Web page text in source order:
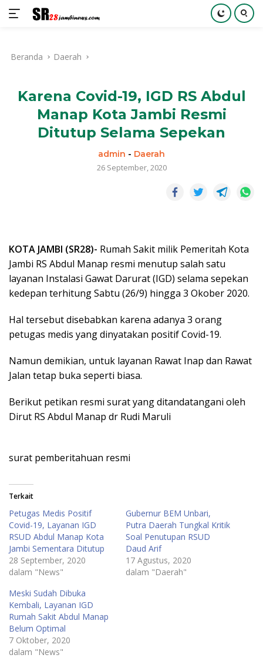
kontenBeranda Daerah
Karena Covid-19, IGD RS Abdul
Manap Kota Jambi Resmi
Ditutup Selama Sepekan
admin - Daerah
26 September, 2020
KOTA JAMBI (SR28)- Rumah Sakit milik Pemeritah Kota
Jambi RS Abdul Manap resmi menutup salah satu
layanan Instalasi Gawat Darurat (IGD) selama sepekan
kedepan terhitung Sabtu (26/9) hingga 3 Okober 2020.
Hal tersebut disebabkan karena adanya 3 orang
petugas medis yang dinyatakan positif Covid-19.
Namun demikian, untuk layanan Rawat Inap dan Rawat
Jalan tetap buka seperti biasa.
Berikut petikan resmi surat yang ditandatangani oleh
Dirut RS Abdul Manap dr Rudi Maruli
surat pemberitahuan resmi
Terkait
Petugas Medis Positif
Covid-19, Layanan IGD
RSUD Abdul Manap Kota
Jambi Sementara Ditutup
28 September, 2020
dalam "News"
Gubernur BEM Unbari,
Putra Daerah Tungkal Kritik
Soal Penutupan RSUD
Daud Arif
17 Agustus, 2020
dalam "Daerah"
Meski Sudah Dibuka
Kembali, Layanan IGD
Rumah Sakit Abdul Manap
Belum Optimal
7 Oktober, 2020
dalam "News"